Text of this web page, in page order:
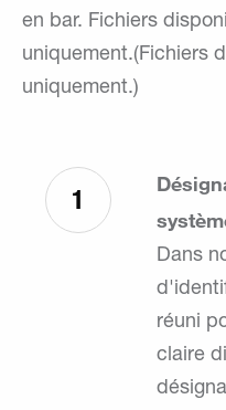
en bar. Fichiers
uniquement.(Fichiers
uniquement.)
1
Dans
réuni
claire